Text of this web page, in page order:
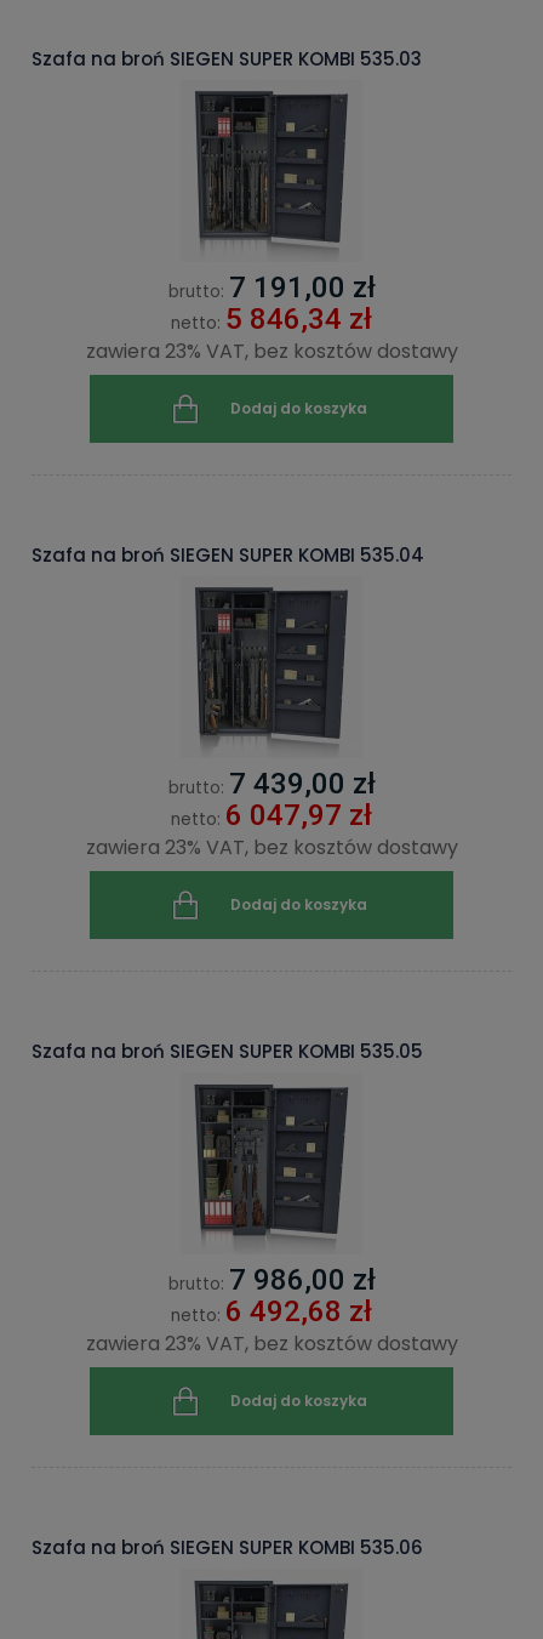
Szafa na broń SIEGEN SUPER KOMBI 535.03
brutto: 7 191,00 zł
netto: 5 846,34 zł
zawiera 23% VAT, bez kosztów dostawy
Dodaj do koszyka
Szafa na broń SIEGEN SUPER KOMBI 535.04
brutto: 7 439,00 zł
netto: 6 047,97 zł
zawiera 23% VAT, bez kosztów dostawy
Dodaj do koszyka
Szafa na broń SIEGEN SUPER KOMBI 535.05
brutto: 7 986,00 zł
netto: 6 492,68 zł
zawiera 23% VAT, bez kosztów dostawy
Dodaj do koszyka
Szafa na broń SIEGEN SUPER KOMBI 535.06